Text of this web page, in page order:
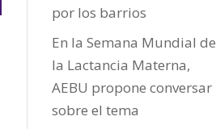
por los barrios
En la Semana Mundial de
la Lactancia Materna,
AEBU propone conversar
sobre el tema